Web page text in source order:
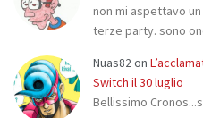
non mi aspettavo
terze party. sono
Nuas82on
Switch il 30 luglio
Bellissimo